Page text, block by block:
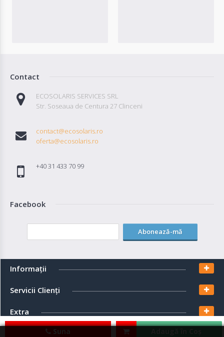
Suna
Contact
ECOSOLARIS SERVICES SRL
Str. Soseaua de Centura 27 Clinceni
contact@ecosolaris.ro
oferta@ecosolaris.ro
+40 31 433 70 99
Facebook
Abonează-mă
Informaţii
Servicii Clienţi
Extra
Contul meu